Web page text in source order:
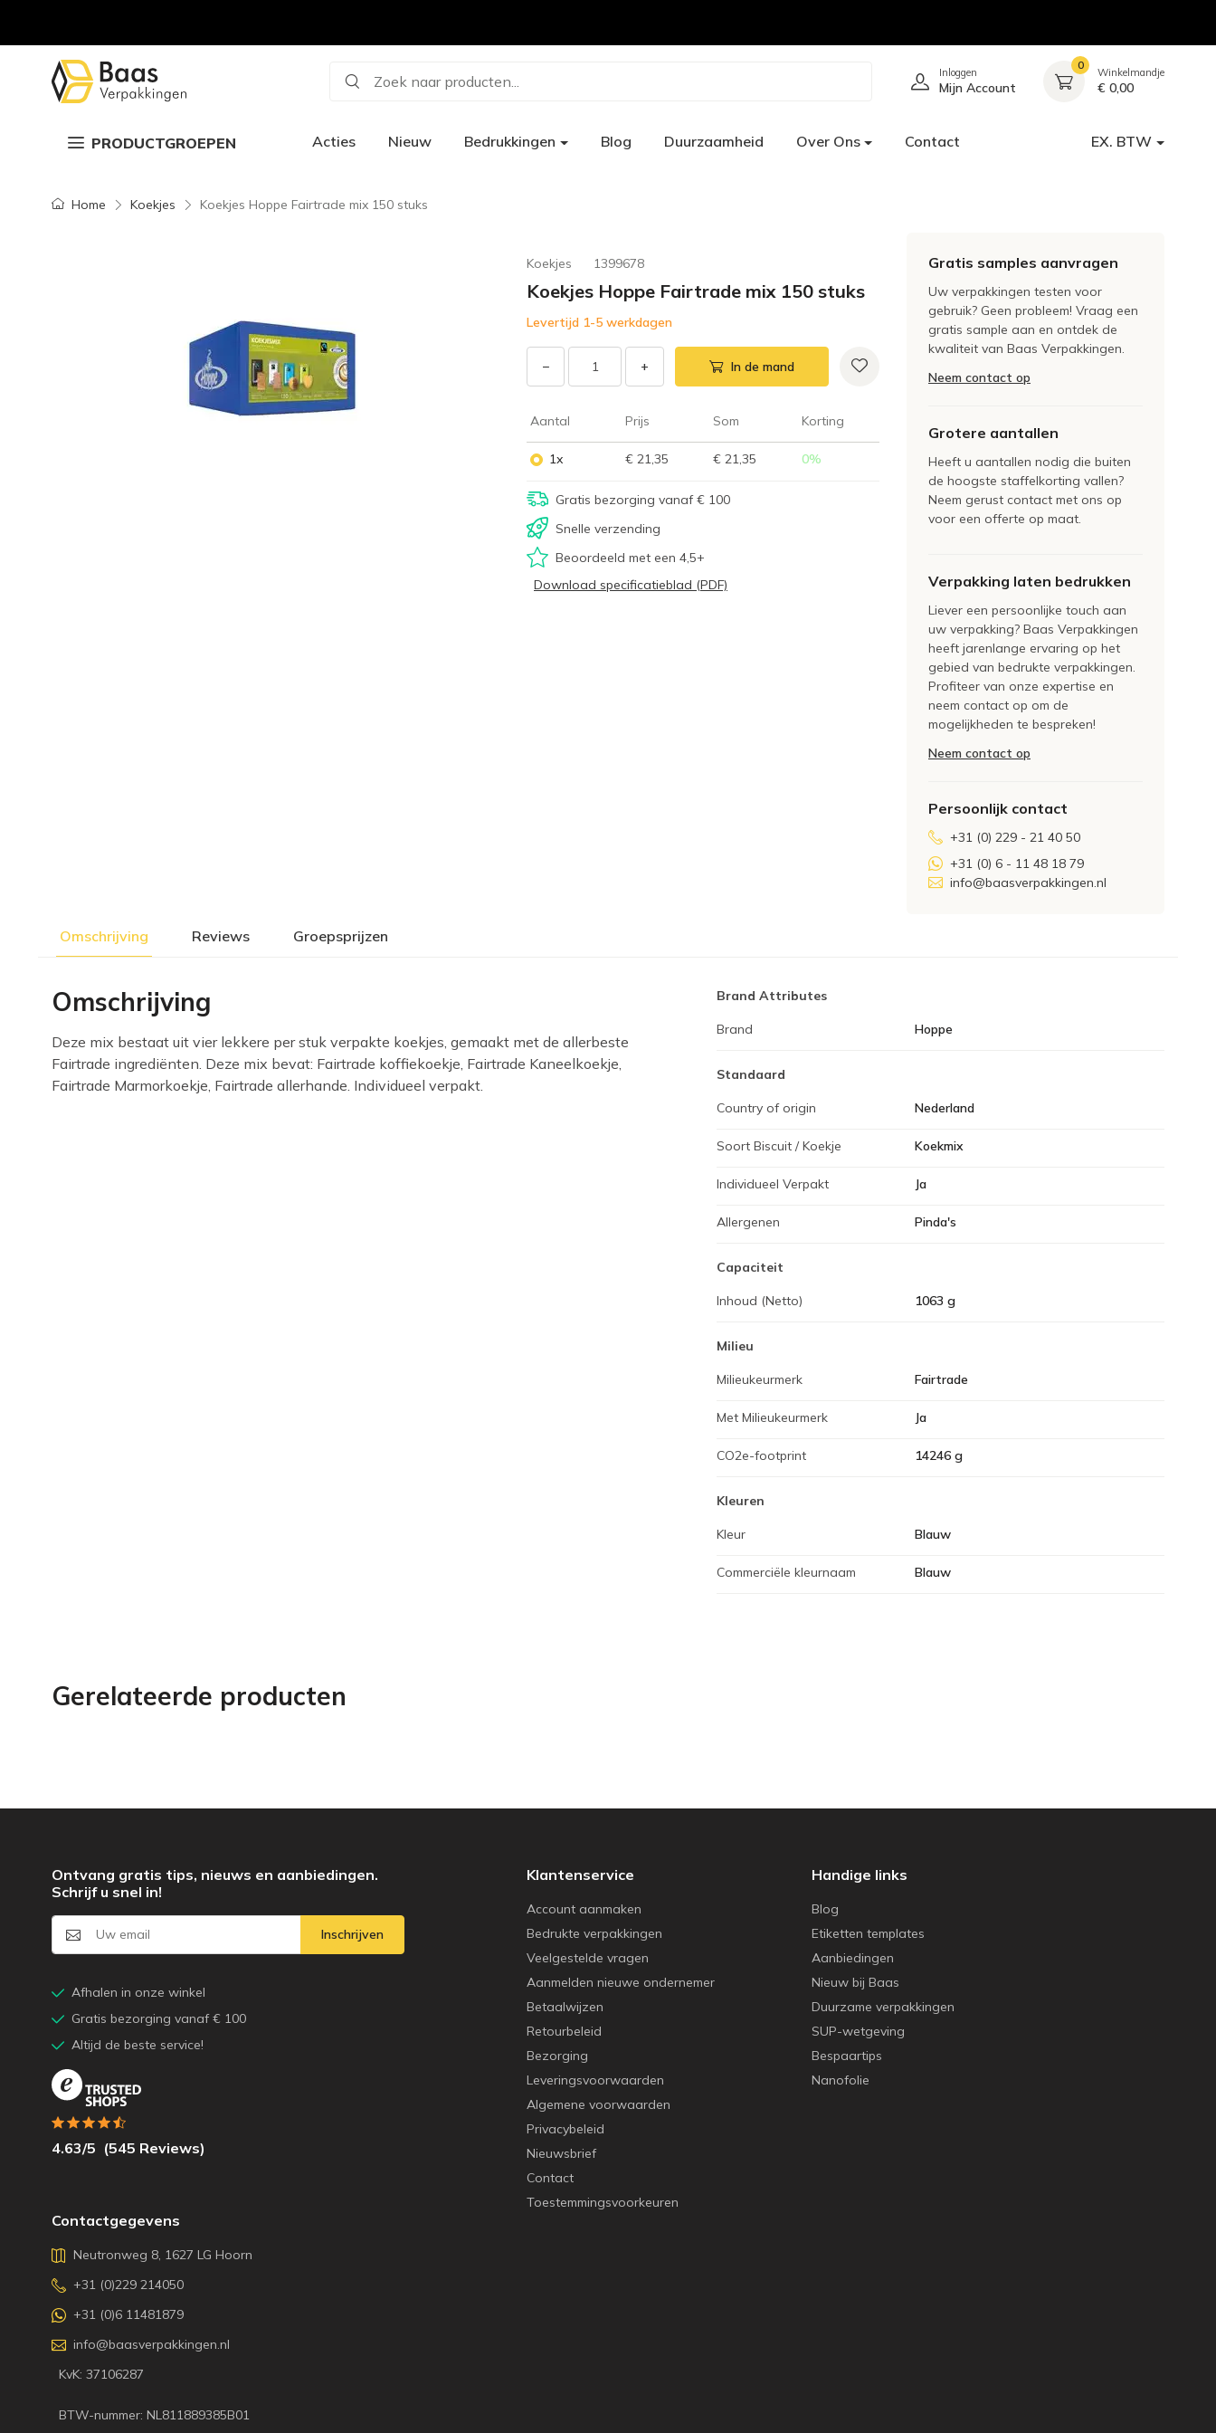
Zoek naar producten... Inloggen
Mijn Account
0
Winkelmandje
€ 0,00
PRODUCTGROEPEN Acties Nieuw Bedrukkingen Blog Duurzaamheid Over Ons Contact EX. BTW
Home Koekjes Koekjes Hoppe Fairtrade mix 150 stuks
Koekjes 1399678
Koekjes Hoppe Fairtrade mix 150 stuks
Levertijd 1-5 werkdagen
− + In de mand
Aantal Prijs Som Korting
1x € 21,35 € 21,35 0%
Gratis bezorging vanaf € 100
Snelle verzending
Beoordeeld met een 4,5+
Download specificatieblad (PDF)
Gratis samples aanvragen
Uw verpakkingen testen voor
gebruik? Geen probleem! Vraag een
gratis sample aan en ontdek de
kwaliteit van Baas Verpakkingen.
Neem contact op
Grotere aantallen
Heeft u aantallen nodig die buiten
de hoogste staffelkorting vallen?
Neem gerust contact met ons op
voor een offerte op maat.
Verpakking laten bedrukken
Liever een persoonlijke touch aan
uw verpakking? Baas Verpakkingen
heeft jarenlange ervaring op het
gebied van bedrukte verpakkingen.
Profiteer van onze expertise en
neem contact op om de
mogelijkheden te bespreken!
Neem contact op
Persoonlijk contact
+31 (0) 229 - 21 40 50
+31 (0) 6 - 11 48 18 79
info@baasverpakkingen.nl
Omschrijving Reviews Groepsprijzen
Omschrijving
Deze mix bestaat uit vier lekkere per stuk verpakte koekjes, gemaakt met de allerbeste
Fairtrade ingrediënten. Deze mix bevat: Fairtrade koffiekoekje, Fairtrade Kaneelkoekje,
Fairtrade Marmorkoekje, Fairtrade allerhande. Individueel verpakt.
Brand Attributes
Brand Hoppe
Standaard
Country of origin Nederland
Soort Biscuit / Koekje Koekmix
Individueel Verpakt Ja
Allergenen Pinda's
Capaciteit
Inhoud (Netto) 1063 g
Milieu
Milieukeurmerk Fairtrade
Met Milieukeurmerk Ja
CO2e-footprint 14246 g
Kleuren
Kleur Blauw
Commerciële kleurnaam Blauw
Gerelateerde producten
Klantenservice
Account aanmaken
Bedrukte verpakkingen
Veelgestelde vragen
Aanmelden nieuwe ondernemer
Betaalwijzen
Retourbeleid
Bezorging
Leveringsvoorwaarden
Algemene voorwaarden
Privacybeleid
Nieuwsbrief
Contact
Toestemmingsvoorkeuren
Handige links
Blog
Etiketten templates
Aanbiedingen
Nieuw bij Baas
Duurzame verpakkingen
SUP-wetgeving
Bespaartips
Nanofolie
Contactgegevens
Neutronweg 8, 1627 LG Hoorn
+31 (0)229 214050
+31 (0)6 11481879
info@baasverpakkingen.nl
KvK: 37106287
BTW-nummer: NL811889385B01
Ontvang gratis tips, nieuws en aanbiedingen.
Schrijf u snel in!
Inschrijven
Afhalen in onze winkel
Gratis bezorging vanaf € 100
Altijd de beste service!
4.63/5 (545 Reviews)